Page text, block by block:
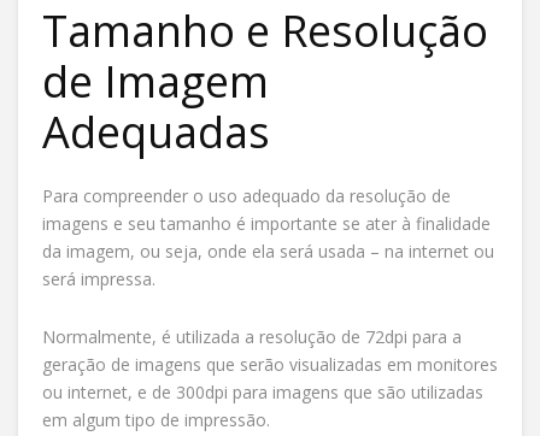
Tamanho e Resolução
de Imagem
Adequadas
Para compreender o uso adequado da resolução de
imagens e seu tamanho é importante se ater à finalidade
da imagem, ou seja, onde ela será usada – na internet ou
será impressa.
Normalmente, é utilizada a resolução de 72dpi para a
geração de imagens que serão visualizadas em monitores
ou internet, e de 300dpi para imagens que são utilizadas
em algum tipo de impressão.